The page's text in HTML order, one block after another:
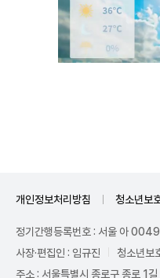
개인정보처리방침 청소년보
정기간행등록번호 : 서울 아
사장·편집인 : 임규진
청소년보
주소 : 서울특별시 종로구 종로 1